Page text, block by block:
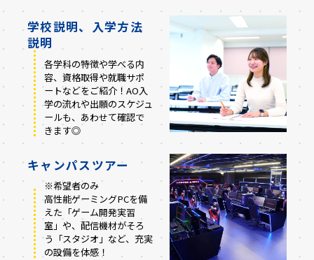
学校説明、入学方法
説明
各学科の特徴や学べる内
容、資格取得や就職サポ
ートなどをご紹介！AO入
学の流れや出願のスケジュ
ールも、あわせて確認で
きます◎
キャンパスツアー
※希望者のみ
高性能ゲーミングPCを備
えた「ゲーム開発実習
室」や、配信機材がそろ
う「スタジオ」など、充実
の設備を体感！